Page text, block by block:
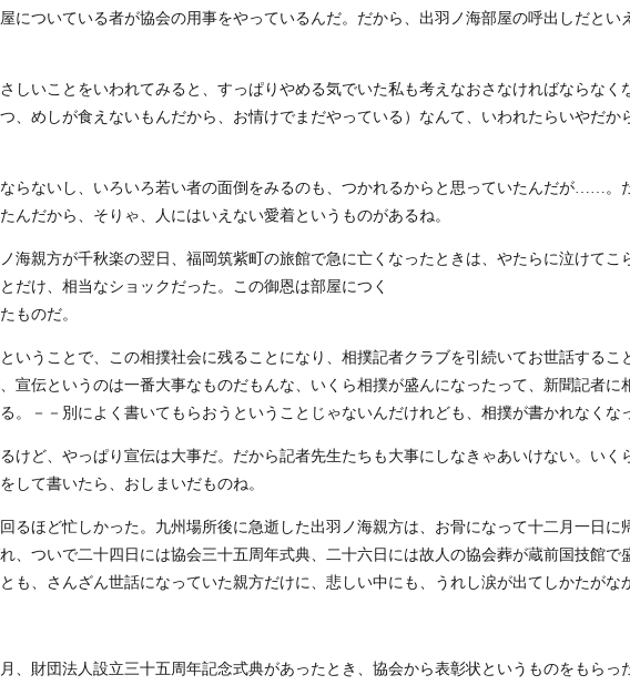
についている者が協会の用事をやっているんだ。だから、出羽ノ海部屋の呼出しだとい
しいことをいわれてみると、すっぱりやめる気でいた私も考えなおさなければならなく
、めしが食えないもんだから、お情けでまだやっている）なんて、いわれたらいやだか
らないし、いろいろ若い者の面倒をみるのも、つかれるからと思っていたんだが……。
んだから、そりゃ、人にはいえない愛着というものがあるね。
海親方が千秋楽の翌日、福岡筑紫町の旅館で急に亡くなったときは、やたらに泣けてこ
だけ、相当なショックだった。この御恩は部屋につく
ものだ。
うことで、この相撲社会に残ることになり、相撲記者クラブを引続いてお世話するこ
宣伝というのは一番大事なものだもんな、いくら相撲が盛んになったって、新聞記者に
。－－別によく書いてもらおうということじゃないんだけれども、相撲が書かれなくな
けど、やっぱり宣伝は大事だ。だから記者先生たちも大事にしなきゃあいけない。いく
して書いたら、おしまいだものね。
るほど忙しかった。九州場所後に急逝した出羽ノ海親方は、お骨になって十二月一日に
、ついで二十四日には協会三十五周年式典、二十六日には故人の協会葬が蔵前国技館で
も、さんざん世話になっていた親方だけに、悲しい中にも、うれし涙が出てしかたがな
財団法人設立三十五周年記念式典があったとき、協会から表彰状というものをもらっ